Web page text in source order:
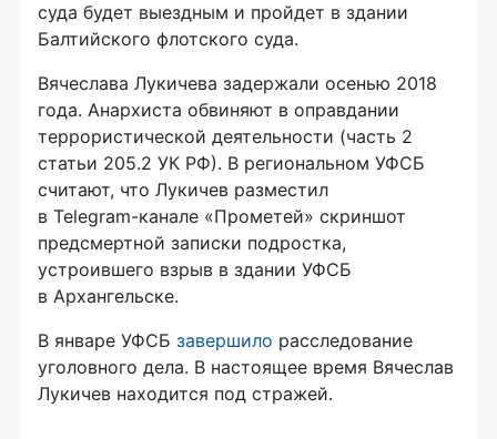
суда будет выездным и пройдет в здании
Балтийского флотского суда.
Вячеслава Лукичева задержали осенью 2018
года. Анархиста обвиняют в оправдании
террористической деятельности (часть 2
статьи 205.2 УК РФ). В региональном УФСБ
считают, что Лукичев разместил
в Telegram-канале «Прометей» скриншот
предсмертной записки подростка,
устроившего взрыв в здании УФСБ
в Архангельске.
В январе УФСБ завершило расследование
уголовного дела. В настоящее время Вячеслав
Лукичев находится под стражей.